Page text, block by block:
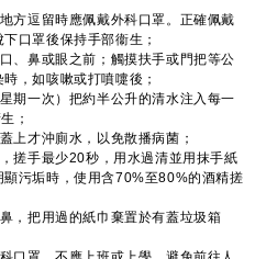
逗留時應佩戴外科口罩。正確佩戴
口罩後保持手部衞生；
鼻或眼之前；觸摸扶手或門把等公
，如咳嗽或打噴嚏後；
一次）把約半公升的清水注入每一
；
才沖廁水，以免散播病菌；
手最少20秒，用水過清並用抹手紙
污垢時，使用含70%至80%的酒精搓
把用過的紙巾棄置於有蓋垃圾箱